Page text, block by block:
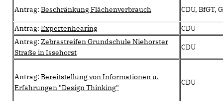
Antrag: Beschränkung Flächenverbrauch CDU, BfGT,
Antrag: Expertenhearing
CDU
Antrag: Zebrastreifen Grundschule Niehorster
Straße in Issehorst
CDU
Antrag: Bereitstellung von Informationen u.
Erfahrungen "Design Thinking"
CDU